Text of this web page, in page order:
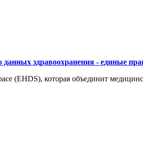
здравоохранения - единые
(EHDS), которая объединит